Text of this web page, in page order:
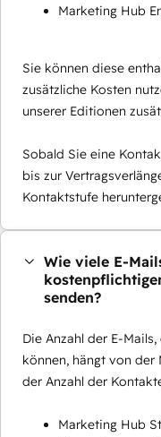
Marketing Hub
Sie können diese
zusätzliche Kosten
unserer Editionen
Sobald Sie eine
bis zur
Kontaktstufe
Wie viele E-
senden?
Die Anzahl der E-
können, hängt von
der Anzahl der
Marketing Hub